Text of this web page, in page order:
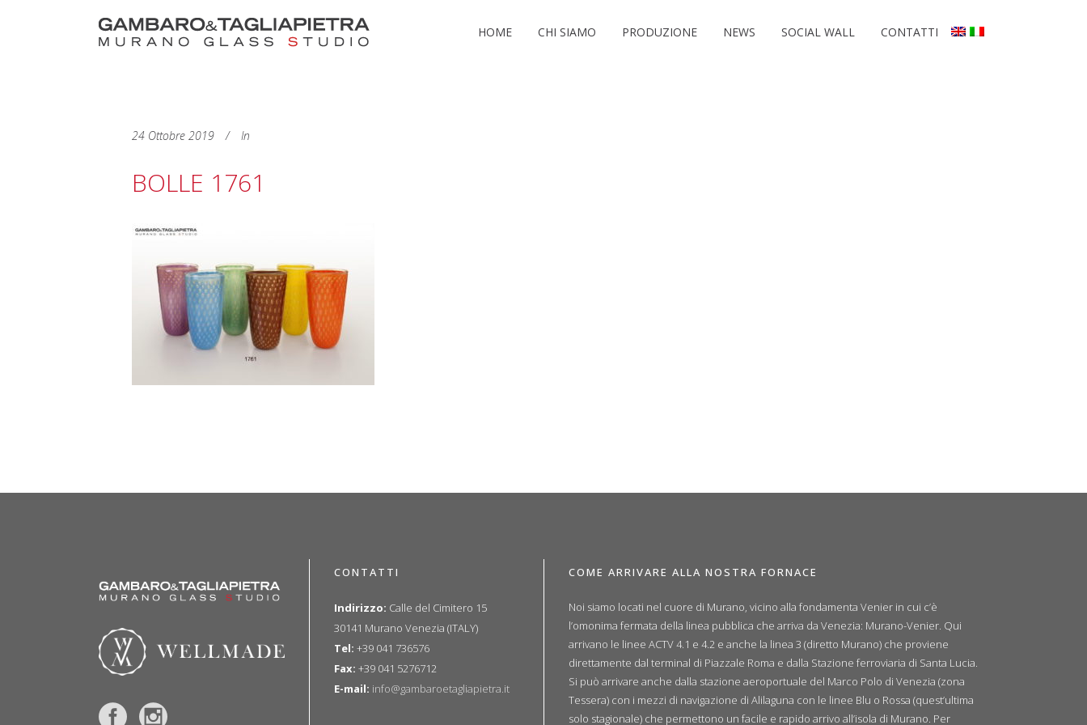
HOME CHI SIAMO PRODUZIONE NEWS SOCIAL WALL CONTATTI
24 Ottobre 2019 In
BOLLE 1761
CONTATTI
Indirizzo: Calle del Cimitero 15
30141 Murano Venezia (ITALY)
Tel: +39 041 736576
Fax: +39 041 5276712
E-mail: info@gambaroetagliapietra.it
COME ARRIVARE ALLA NOSTRA FORNACE
Noi siamo locati nel cuore di Murano, vicino alla fondamenta Venier in cui c’è
l’omonima fermata della linea pubblica che arriva da Venezia: Murano-Venier. Qui
arrivano le linee ACTV 4.1 e 4.2 e anche la linea 3 (diretto Murano) che proviene
direttamente dal terminal di Piazzale Roma e dalla Stazione ferroviaria di Santa Lucia.
Si può arrivare anche dalla stazione aeroportuale del Marco Polo di Venezia (zona
Tessera) con i mezzi di navigazione di Alilaguna con le linee Blu o Rossa (quest’ultima
solo stagionale) che permettono un facile e rapido arrivo all’isola di Murano. Per